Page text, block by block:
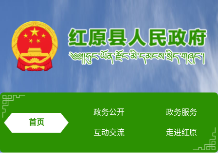
首页
政务公开 政务服务
互动交流 走进红原